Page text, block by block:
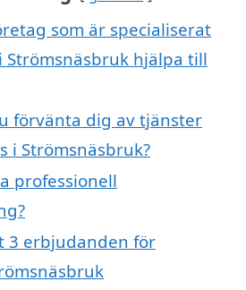
som är specialiserat
Strömsnäsbruk hjälpa till
förvänta dig av tjänster
i Strömsnäsbruk?
professionell
3 erbjudanden för